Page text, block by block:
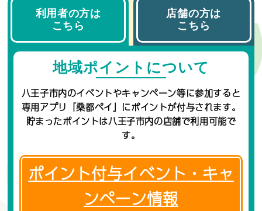
【ご案内】桑都ペイアプリ設定支援窓口の開設の変更につい
て
利用者の方は
こちら
店舗の方は
こちら
地域ポイントについて
八王子市内のイベントやキャンペーン等に参加すると
専用アプリ「桑都ペイ」にポイントが付与されます。
貯まったポイントは八王子市内の店舗で利用可能で
す。
ポイント付与イベント・キャ
ンペーン情報